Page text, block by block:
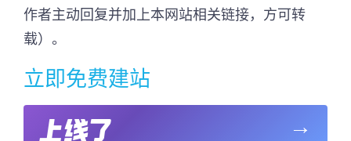
作者主动回复并加上本网站相关链接，方可转
载）。
立即免费建站
→